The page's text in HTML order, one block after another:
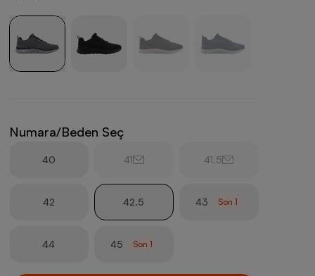
Numara/Beden Seç
40 41 41.5
42 42.5 43 Son1
44 45 Son1